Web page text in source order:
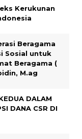
Kerukunan
Beragama
Sosial untuk
Beragama (
M.ag
DALAM
DANA CSR DI